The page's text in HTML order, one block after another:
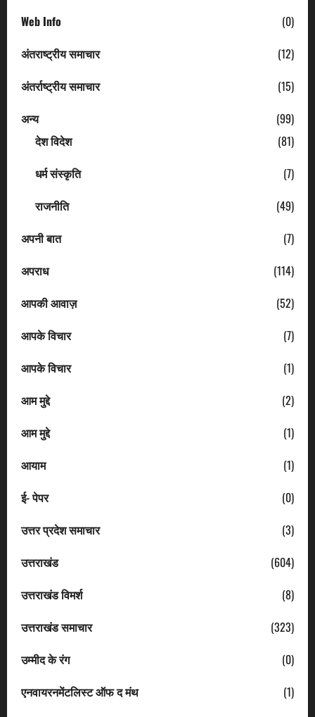
Web Info
(0)
अंतराष्ट्रीय समाचार
(12)
अंतर्राष्ट्रीय समाचार
(15)
अन्य
(99)
देश विदेश
(81)
धर्म संस्कृति
(7)
राजनीति
(49)
अपनी बात
(7)
अपराध
(114)
आपकी आवाज़
(52)
आपके विचार
(7)
आपके विचार
(1)
आम मुद्दे
(2)
आम मुद्दे
(1)
आयाम
(1)
ई- पेपर
(0)
उत्तर प्रदेश समाचार
(3)
उत्तराखंड
(604)
उत्तराखंड विमर्श
(8)
उत्तराखंड समाचार
(323)
उम्मीद के रंग
(0)
एनवायरनमेंटलिस्ट ऑफ द मंथ
(1)